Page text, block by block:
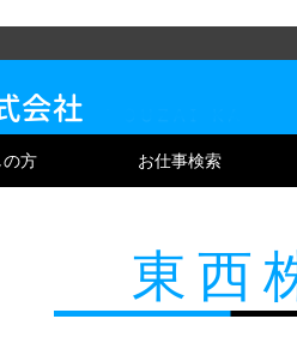
の方 お仕事検索
東西